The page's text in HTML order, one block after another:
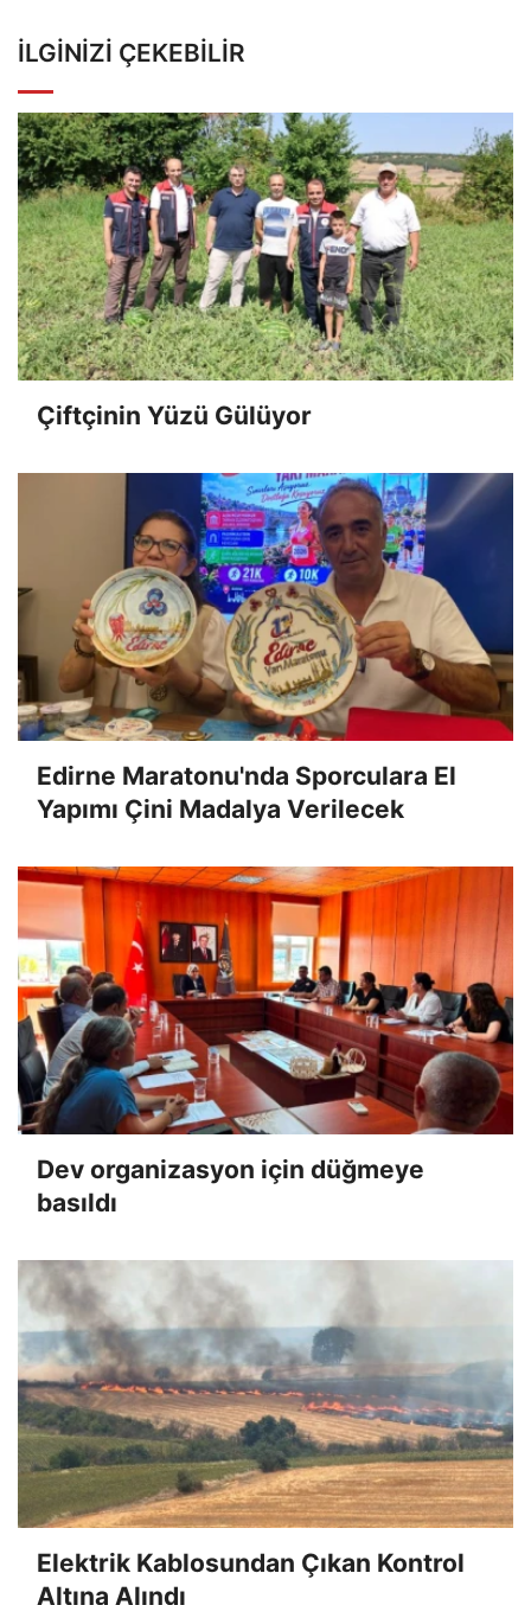
İLGINIZI ÇEKEBILIR
Çiftçinin Yüzü Gülüyor
Edirne Maratonu'nda Sporculara El
Yapımı Çini Madalya Verilecek
Dev organizasyon için düğmeye
basıldı
Elektrik Kablosundan Çıkan Kontrol
Altına Alındı